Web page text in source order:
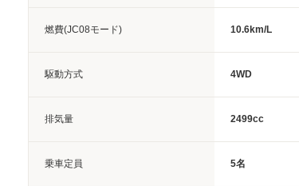
燃費(JC08モード) 10.6km/L
駆動方式 4WD
排気量 2499cc
乗車定員 5名